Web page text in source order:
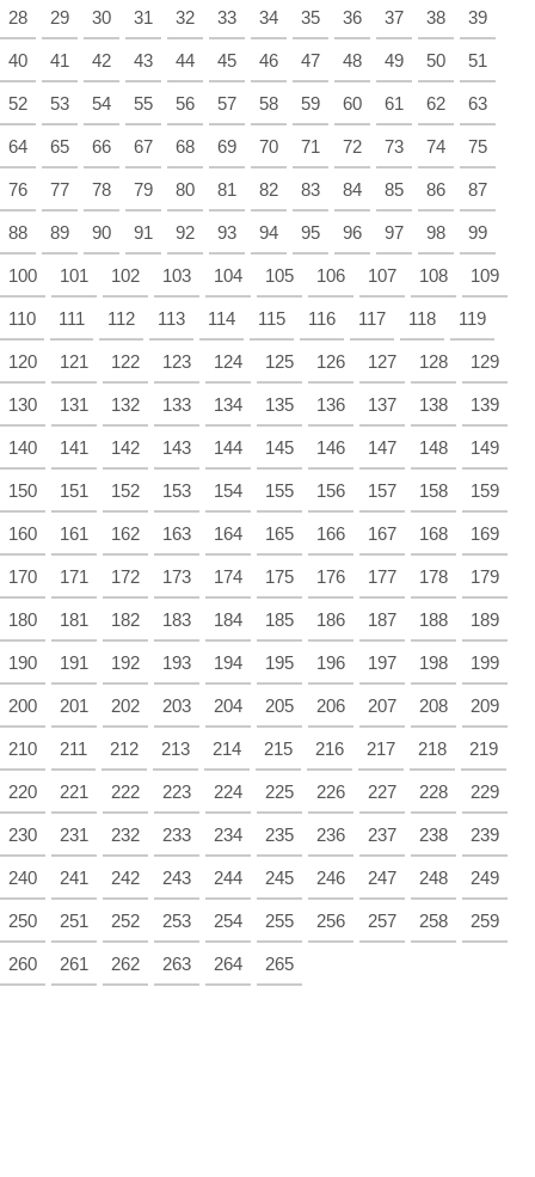
28 29 30 31 32 33 34 35 36 37 38 39
40 41 42 43 44 45 46 47 48 49 50 51
52 53 54 55 56 57 58 59 60 61 62 63
64 65 66 67 68 69 70 71 72 73 74 75
76 77 78 79 80 81 82 83 84 85 86 87
88 89 90 91 92 93 94 95 96 97 98 99
100 101 102 103 104 105 106 107 108 109
110 111 112 113 114 115 116 117 118 119
120 121 122 123 124 125 126 127 128 129
130 131 132 133 134 135 136 137 138 139
140 141 142 143 144 145 146 147 148 149
150 151 152 153 154 155 156 157 158 159
160 161 162 163 164 165 166 167 168 169
170 171 172 173 174 175 176 177 178 179
180 181 182 183 184 185 186 187 188 189
190 191 192 193 194 195 196 197 198 199
200 201 202 203 204 205 206 207 208 209
210 211 212 213 214 215 216 217 218 219
220 221 222 223 224 225 226 227 228 229
230 231 232 233 234 235 236 237 238 239
240 241 242 243 244 245 246 247 248 249
250 251 252 253 254 255 256 257 258 259
260 261 262 263 264 265